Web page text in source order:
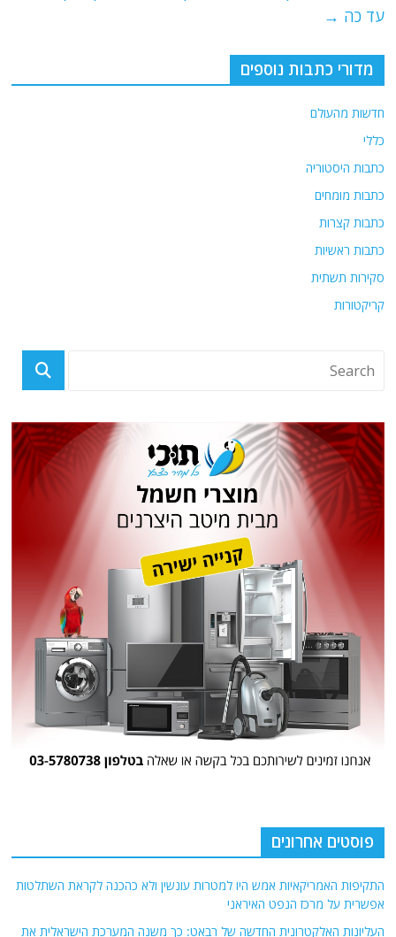
עד כה →
מדורי כתבות נוספים
חדשות מהעולם
כללי
כתבות היסטוריה
כתבות מומחים
כתבות קצרות
כתבות ראשיות
סקירות תשתית
קריקטורות
פוסטים אחרונים
התקיפות האמריקאיות אמש היו למטרות עונשין ולא כהכנה לקראת השתלטות
אפשרית על מרכז הנפט האיראני
העליונות האלקטרונית החדשה של רבאט: כך משנה המערכת הישראלית את